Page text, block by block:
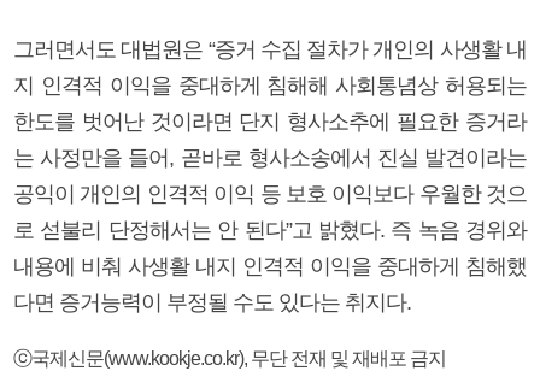
그러면서도 대법원은 “증거 수집 절차가 개인의 사생활 내
지 인격적 이익을 중대하게 침해해 사회통념상 허용되는
한도를 벗어난 것이라면 단지 형사소추에 필요한 증거라
는 사정만을 들어, 곧바로 형사소송에서 진실 발견이라는
공익이 개인의 인격적 이익 등 보호 이익보다 우월한 것으
로 섣불리 단정해서는 안 된다”고 밝혔다. 즉 녹음 경위와
내용에 비춰 사생활 내지 인격적 이익을 중대하게 침해했
다면 증거능력이 부정될 수도 있다는 취지다.
ⓒ국제신문(www.kookje.co.kr), 무단 전재 및 재배포 금지